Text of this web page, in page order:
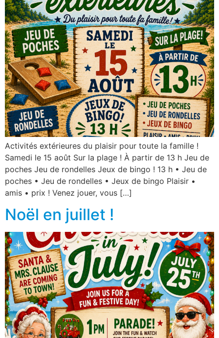
Activités extérieures du plaisir pour toute la famille !
Samedi le 15 août Sur la plage ! À partir de 13 h Jeu de
poches Jeu de rondelles Jeux de bingo ! 13 h • Jeu de
poches • Jeu de rondelles • Jeux de bingo Plaisir •
amis • prix ! Venez jouer, vous […]
Noël en juillet !